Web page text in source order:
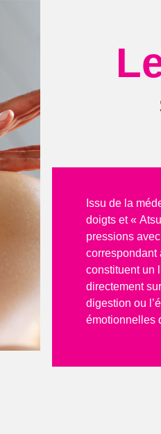
Issu de la
doigts et «
pressions
correspondant
constituent un
directement
digestion ou
émotionnelles